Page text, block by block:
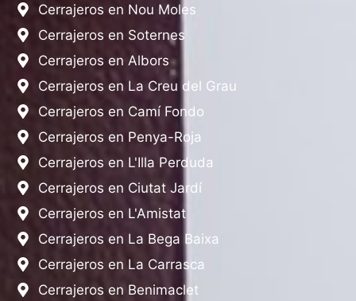
Cerrajeros en Nou Moles
Cerrajeros en Soternes
Cerrajeros en Albors
Cerrajeros en La Creu del Grau
Cerrajeros en Camí Fondo
Cerrajeros en Penya-Roja
Cerrajeros en L'Illa Perduda
Cerrajeros en Ciutat Jardí
Cerrajeros en L'Amistat
Cerrajeros en La Bega Baixa
Cerrajeros en La Carrasca
Cerrajeros en Benimaclet